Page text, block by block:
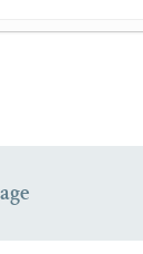
Poé­tique du